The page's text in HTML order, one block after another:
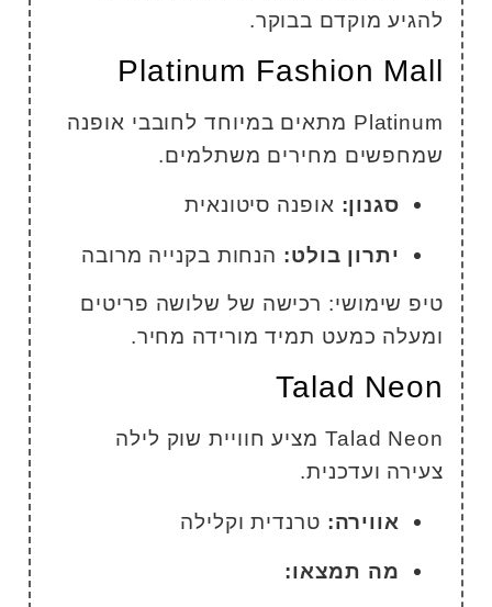
מוקדם בבוקר.
Platinum Fashion
Platinum מתאים במיוחד לחובבי אופנה
מחירים משתלמים.
סגנון:אופנה סיטונאית
יתרון בולט:הנחות בקנייה מרובה
שימושי: רכישה של שלושה פריטים
כמעט תמיד מורידה מחיר.
Talad
Talad Neon מציע חוויית שוק לילה
ועדכנית.
אווירה:טרנדית וקלילה
מה תמצאו: